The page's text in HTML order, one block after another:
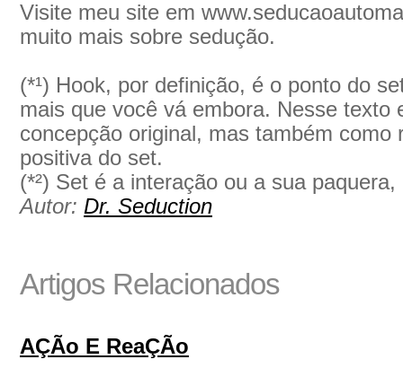
Visite meu site em
muito mais sobre sedução.
(*¹) Hook, por definição, é o ponto do
mais que você vá embora. Nesse texto
concepção original, mas também como
positiva do set.
(*²) Set é a interação ou a sua
Autor: Dr. Seduction
Artigos Relacionados
AÇÃo E ReaÇÃo